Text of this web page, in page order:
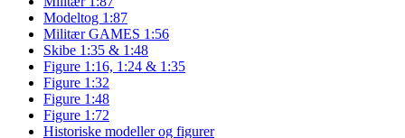
Modeltog 1:87
Militær GAMES 1:56
Skibe 1:35 & 1:48
Figure 1:16, 1:24 & 1:35
Figure 1:32
Figure 1:48
Figure 1:72
Historiske modeller og figurer